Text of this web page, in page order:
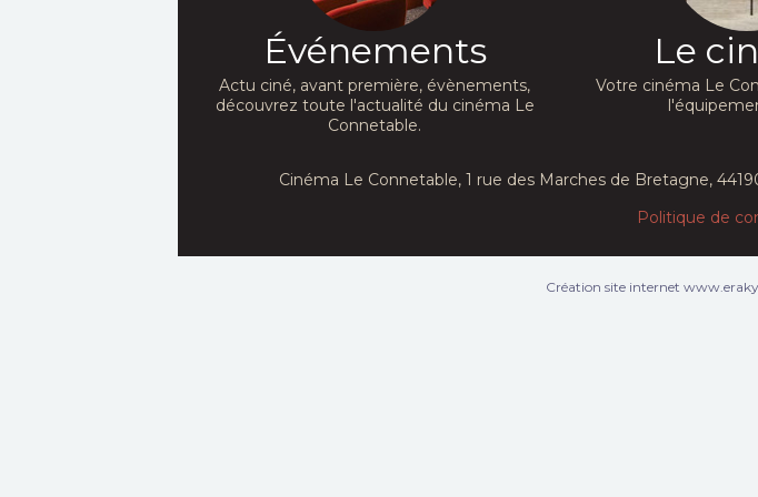
Événements
Actu ciné, avant première, évènements,
découvrez toute l'actualité du cinéma Le
Connetable.
Le
Votre cinéma Le
Cinéma Le Connetable, 1 rue des Marches de Bretagne,
Politique de
Création site internet